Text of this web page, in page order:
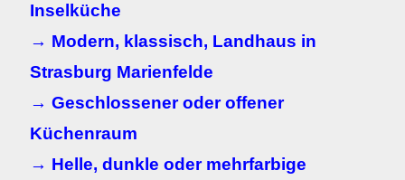
Inselküche
→ Modern, klassisch, Landhaus in
Strasburg Marienfelde
→ Geschlossener oder offener
Küchenraum
→ Helle, dunkle oder mehrfarbige